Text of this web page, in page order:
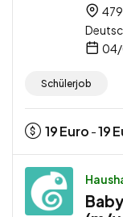
Schülerjob
19Euro -19